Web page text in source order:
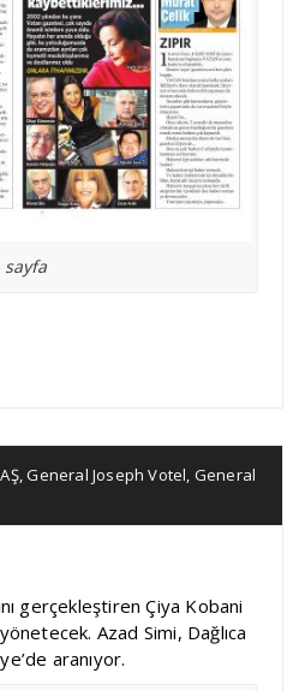
sayfa
,General Joseph Votel, General
gerçekleştiren Çiya Kobani
Azad Simi, Dağlıca
aranıyor.